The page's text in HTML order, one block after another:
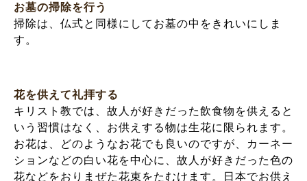
お墓の掃除を行う
掃除は、仏式と同様にしてお墓の中をきれいにしま
す。
花を供えて礼拝する
キリスト教では、故人が好きだった飲食物を供えると
いう習慣はなく、お供えする物は生花に限られます。
お花は、どのようなお花でも良いのですが、カーネー
ションなどの白い花を中心に、故人が好きだった色の
花などをおりまぜた花束をたむけます。日本でお供え